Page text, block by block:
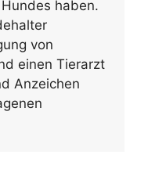
haben.
von
einen Tierarzt
Anzeichen